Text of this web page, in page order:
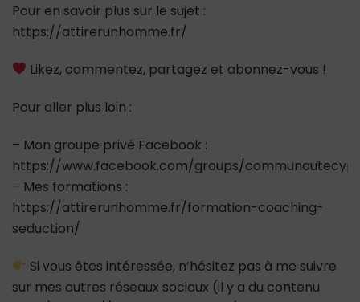
Pour en savoir plus sur le sujet :
https://attirerunhomme.fr/
Likez, commentez, partagez et abonnez-vous !
Pour aller plus loin :
– Mon groupe privé Facebook :
https://www.facebook.com/groups/
– Mes formations :
https://attirerunhomme.fr/formation-coaching-
seduction/
Si vous êtes intéressée, n’hésitez pas à me suivre
sur mes autres réseaux sociaux (il y a du contenu